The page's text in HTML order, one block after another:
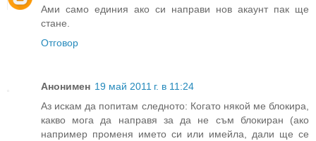
Ами само единия ако си направи нов акаунт пак ще
стане.
Отговор
Анонимен 19 май 2011 г. в 11:24
Аз искам да попитам следното: Когато някой ме блокира,
какво мога да направя за да не съм блокиран (ако
например променя името си или имейла, дали ще се